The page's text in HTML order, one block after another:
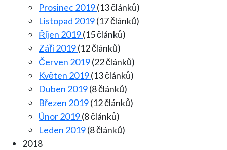
Prosinec 2019(13 článků)
Listopad 2019(17 článků)
Říjen 2019(15 článků)
Září 2019(12 článků)
Červen 2019(22 článků)
Květen 2019(13 článků)
Duben 2019(8 článků)
Březen 2019(12 článků)
Únor 2019(8 článků)
Leden 2019(8 článků)
2018